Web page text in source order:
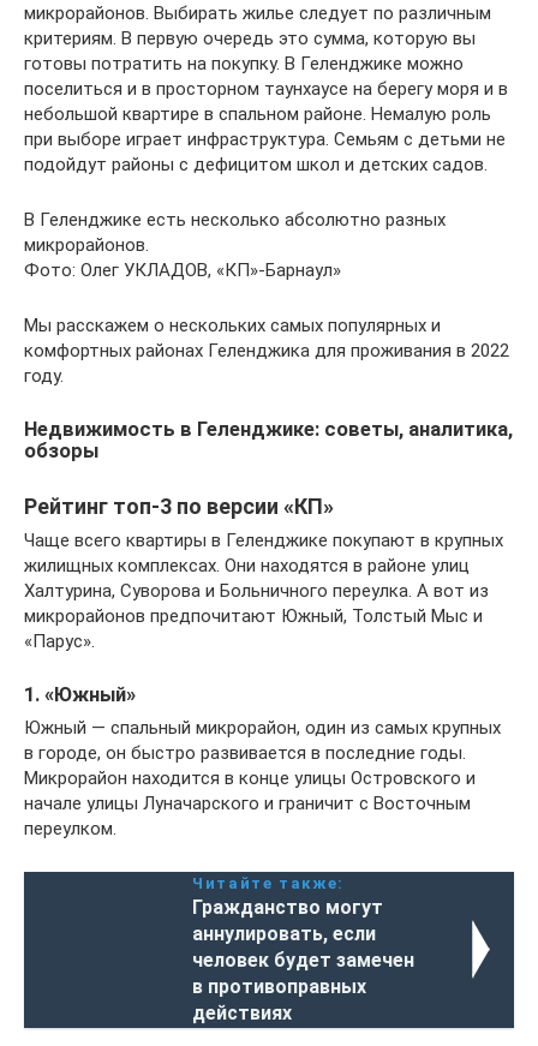
микрорайонов. Выбирать жилье следует по различным
критериям. В первую очередь это сумма, которую вы
готовы потратить на покупку. В Геленджике можно
поселиться и в просторном таунхаусе на берегу моря и в
небольшой квартире в спальном районе. Немалую роль
при выборе играет инфраструктура. Семьям с детьми не
подойдут районы с дефицитом школ и детских садов.
В Геленджике есть несколько абсолютно разных
микрорайонов.
Фото: Олег УКЛАДОВ, «КП»-Барнаул»
Мы расскажем о нескольких самых популярных и
комфортных районах Геленджика для проживания в 2022
году.
Недвижимость в Геленджике: советы, аналитика,
обзоры
Рейтинг топ-3 по версии «КП»
Чаще всего квартиры в Геленджике покупают в крупных
жилищных комплексах. Они находятся в районе улиц
Халтурина, Суворова и Больничного переулка. А вот из
микрорайонов предпочитают Южный, Толстый Мыс и
«Парус».
1. «Южный»
Южный — спальный микрорайон, один из самых крупных
в городе, он быстро развивается в последние годы.
Микрорайон находится в конце улицы Островского и
начале улицы Луначарского и граничит с Восточным
переулком.
Читайте также:
Гражданство могут
аннулировать, если
человек будет замечен
в противоправных
действиях